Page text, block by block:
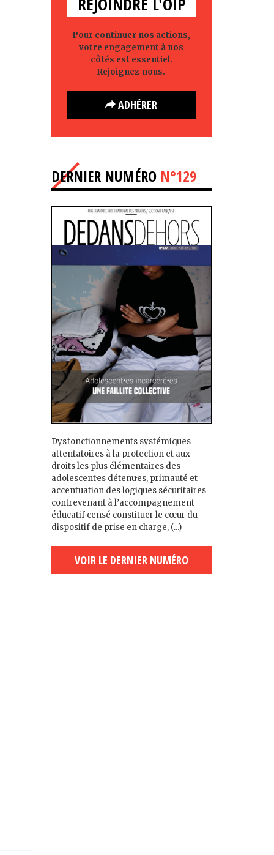
Pour continuer nos actions,
votre engagement à nos
côtés est essentiel.
Rejoignez-nous.
ADHÉRER
DERNIER NUMÉRO N°129
Dysfonctionnements systémiques
attentatoires à la protection et aux
droits les plus élémentaires des
adolescent·es détenu·es, primauté et
accentuation des logiques sécuritaires
contrevenant à l’accompagnement
éducatif censé constituer le cœur du
dispositif de prise en charge, (...)
VOIR LE DERNIER NUMÉRO